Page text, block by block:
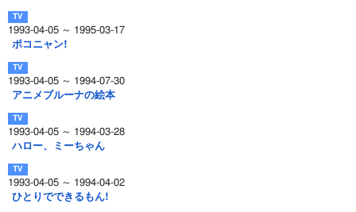
1993-04-05 ～ 1995-03-17
ポコニャン!
1993-04-05 ～ 1994-07-30
アニメブルーナの絵本
1993-04-05 ～ 1994-03-28
ハロー、ミーちゃん
1993-04-05 ～ 1994-04-02
ひとりでできるもん!